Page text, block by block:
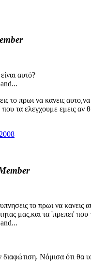
αυτό?
το πρωι να κανεις
που τα ελεγχουμε εμεις αν
το πρωι να κανεις
μας,και τα 'πρεπει'
διαφώτιση. Νόμισα ότι θα